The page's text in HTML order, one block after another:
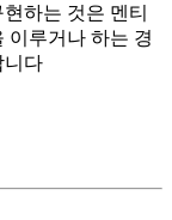
하는 것은 멘티
이루거나 하는 경
니다